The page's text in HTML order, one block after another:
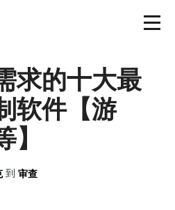
求的十大最
软件【游
到 审查